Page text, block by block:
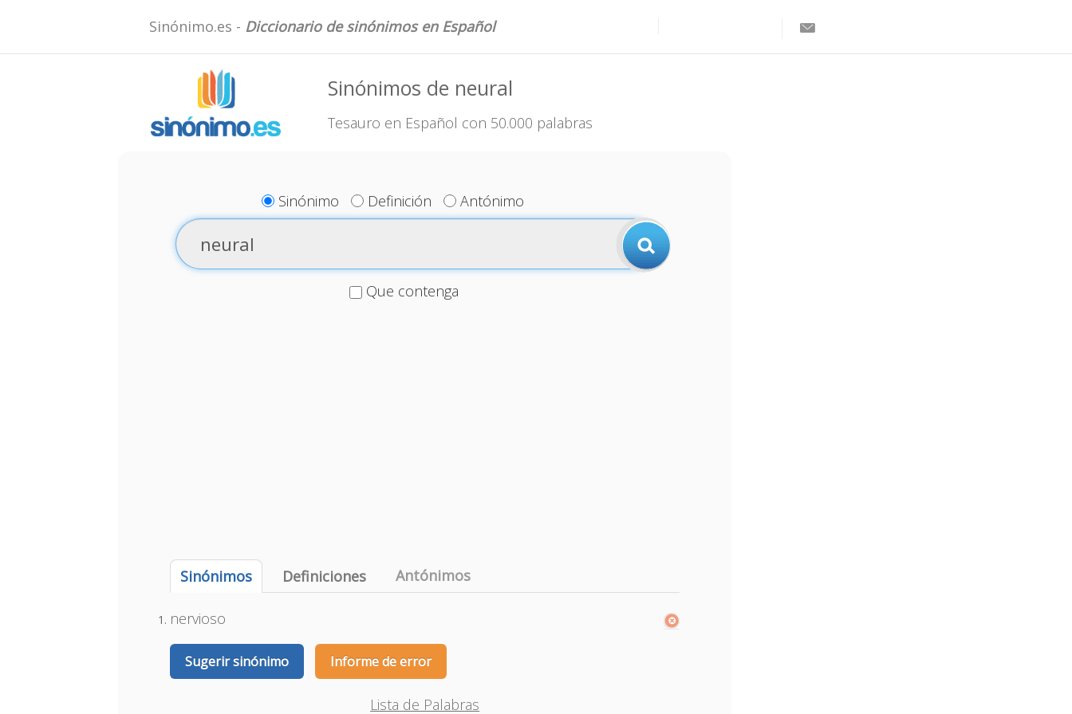
Sinónimo.es - Diccionario de sinónimos en Español
Sinónimos de neural
Tesauro en Español con 50.000 palabras
Sinónimo Definición Antónimo
Que contenga
Sinónimos Definiciones Antónimos
nervioso
Sugerir sinónimo Informe de error
Lista de Palabras